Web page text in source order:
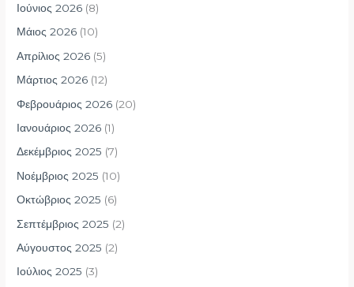
Ιούνιος 2026 (8)
Μάιος 2026 (10)
Απρίλιος 2026 (5)
Μάρτιος 2026 (12)
Φεβρουάριος 2026 (20)
Ιανουάριος 2026 (1)
Δεκέμβριος 2025 (7)
Νοέμβριος 2025 (10)
Οκτώβριος 2025 (6)
Σεπτέμβριος 2025 (2)
Αύγουστος 2025 (2)
Ιούλιος 2025 (3)